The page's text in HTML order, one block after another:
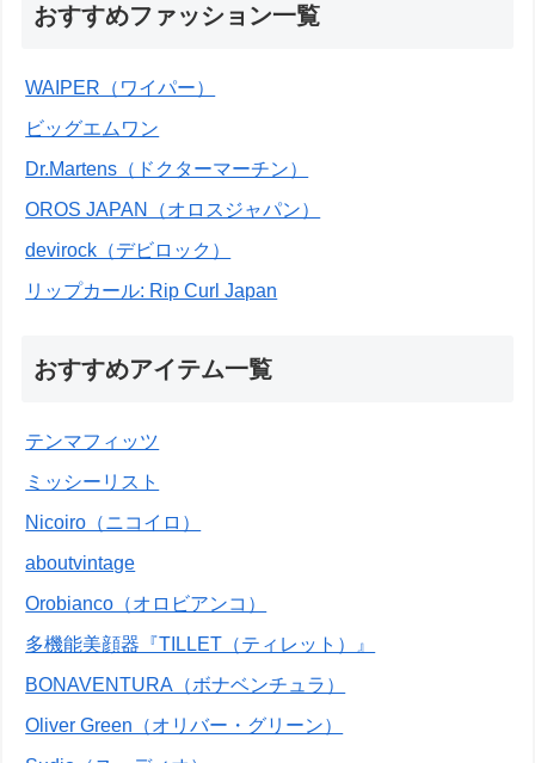
おすすめファッション一覧
WAIPER（ワイパー）
ビッグエムワン
Dr.Martens（ドクターマーチン）
OROS JAPAN（オロスジャパン）
devirock（デビロック）
リップカール: Rip Curl Japan
おすすめアイテム一覧
テンマフィッツ
ミッシーリスト
Nicoiro（ニコイロ）
aboutvintage
Orobianco（オロビアンコ）
多機能美顔器『TILLET（ティレット）』
BONAVENTURA（ボナベンチュラ）
Oliver Green（オリバー・グリーン）